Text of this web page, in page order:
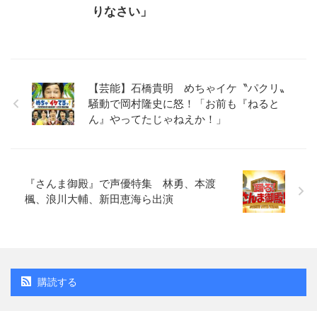
りなさい」
【芸能】石橋貴明 めちゃイケ〝パクリ〟
騒動で岡村隆史に怒！「お前も『ねると
ん』やってたじゃねえか！」
『さんま御殿』で声優特集 林勇、本渡
楓、浪川大輔、新田恵海ら出演
購読する